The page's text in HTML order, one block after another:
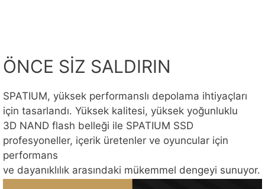
ÖNCE SİZ SALDIRIN
SPATIUM, yüksek performanslı depolama ihtiyaçları
için tasarlandı. Yüksek kalitesi, yüksek yoğunluklu
3D NAND flash belleği ile SPATIUM SSD
profesyoneller, içerik üretenler ve oyuncular için
performans
ve dayanıklılık arasındaki mükemmel dengeyi sunuyor.